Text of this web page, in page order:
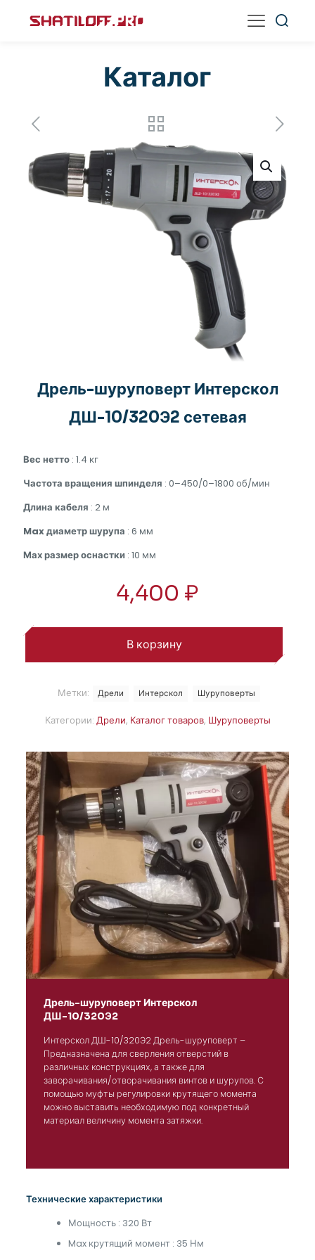
Каталог
Дрель-шуруповерт Интерскол
ДШ-10/320Э2 сетевая
Вес нетто : 1.4 кг
Частота вращения шпинделя : 0–450/0–1800 об/мин
Длина кабеля : 2 м
Max диаметр шурупа : 6 мм
Мах размер оснастки : 10 мм
4,400 ₽
В корзину
Категории: Дрели, Каталог товаров, Шуруповерты
Метки: Дрели Интерскол Шуруповерты
Дрель-шуруповерт Интерскол
ДШ-10/320Э2
Интерскол ДШ-10/320Э2 Дрель-шуруповерт –
Предназначена для сверления отверстий в
различных конструкциях, а также для
заворачивания/отворачивания винтов и шурупов. С
помощью муфты регулировки крутящего момента
можно выставить необходимую под конкретный
материал величину момента затяжки.
Технические характеристики
Мощность : 320 Вт
Max крутящий момент : 35 Нм